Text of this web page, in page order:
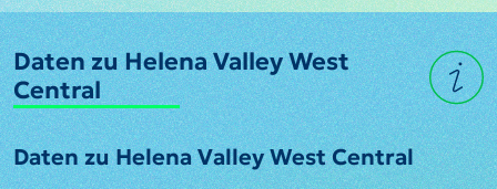
Daten zu Helena Valley West
Central
Daten zu Helena Valley West Central